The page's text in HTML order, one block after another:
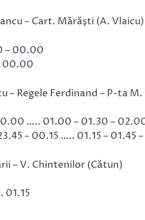
– Cart. Mărăşti (A.
– 00.00
00.00
– Regele Ferdinand – P-ta
….. 01.00 – 01.30 –
– 00.15 ….. 01.15 – 01.45
– V. Chintenilor (Cătun)
01.15